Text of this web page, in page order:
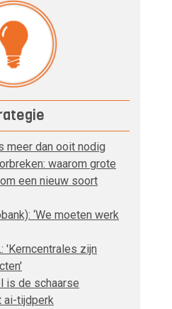
meer dan ooit nodig
waarom grote
een nieuw soort
‘We moeten werk
'Kerncentrales zijn
is de schaarse
ai-tijdperk